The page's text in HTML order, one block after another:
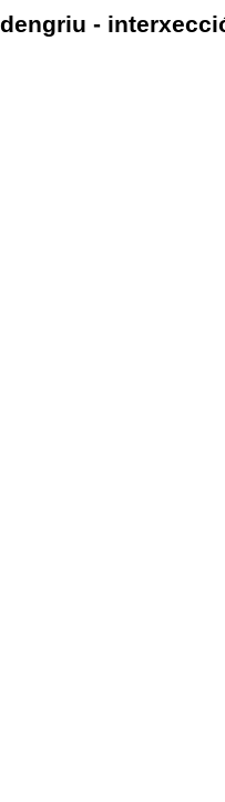
dengriu -